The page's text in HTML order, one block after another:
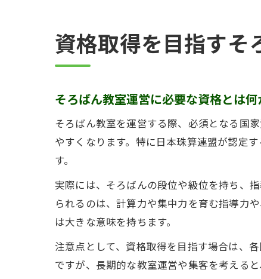
資格取得を目指すそ
そろばん教室運営に必要な資格とは何
そろばん教室を運営する際、必須となる国
やすくなります。特に日本珠算連盟が認定
す。
実際には、そろばんの段位や級位を持ち、
られるのは、計算力や集中力を育む指導力
は大きな意味を持ちます。
注意点として、資格取得を目指す場合は、
ですが、長期的な教室運営や集客を考える